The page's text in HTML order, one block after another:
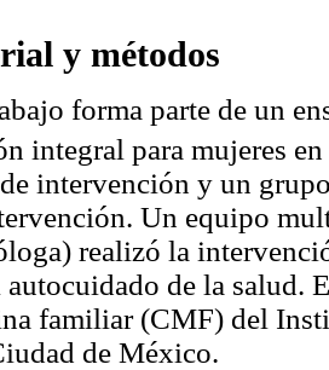
y métodos
forma parte de un
integral para mujeres
intervención y un
Un equipo
realizó la
autocuidado de la salud.
familiar (CMF) del
de México.